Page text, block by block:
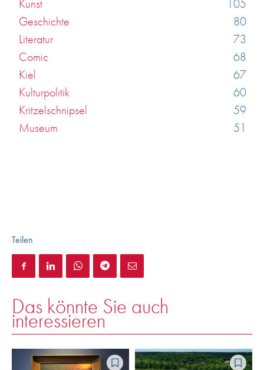
Kunst
105
Geschichte
80
Literatur
73
Comic
68
Kiel
67
Kulturpolitik
60
Kritzelschnipsel
59
Museum
51
Teilen
Das könnte Sie auch
interessieren